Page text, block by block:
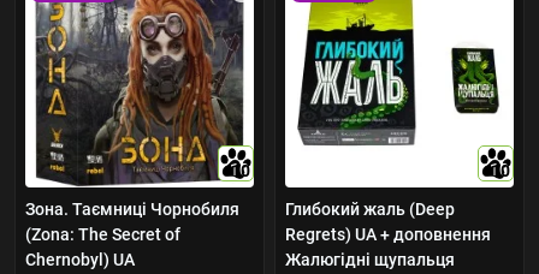
10
Зона. Таємниці Чорнобиля
(Zona: The Secret of
Chernobyl) UA
10
Глибокий жаль (Deep
Regrets) UA + доповнення
Жалюгідні щупальця